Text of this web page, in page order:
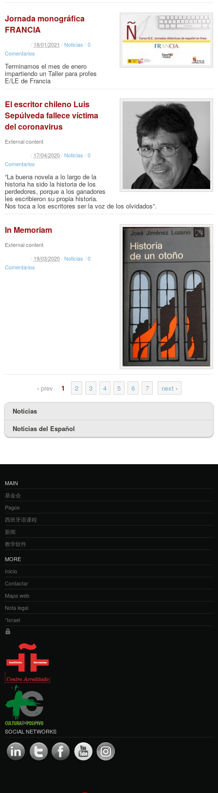
Jornada monográfica
FRANCIA
/ 18/01/2021 /Noticias /0
Comentarios
Terminamos el mes de enero
impartiendo un Taller para profes
E/LE de Francia
El escritor chileno Luis
Sepúlveda fallece víctima
del coronavirus
External content
/ 17/04/2020/Noticias /0
Comentarios
“La buena novela a lo largo de la
historia ha sido la historia de los
perdedores, porque a los ganadores
les escribieron su propia historia.
Nos toca a los escritores ser la voz de los olvidados”.
In Memoriam
External content
/ 19/03/2020/Noticias /0
Comentarios
‹ prev 1 2 3 4 5 6 7 next ›
Noticias
Noticias del Español
MAIN
基金会
Pagos
西班牙语课程
新闻
教学软件
MORE
Inicio
Contactar
Mapa web
Nota legal
*Israel
SOCIAL NETWORKS